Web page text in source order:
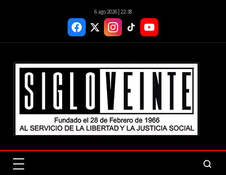
6 ago 2026 | 22:38